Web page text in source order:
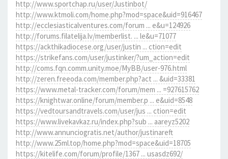
http://www.sportchap.ru/user/Justinbot/
http://www.ktmoli.com/home.php?mod=space&uid=916467
http://ecclesiasticalventures.com/forum ... e&u=124926
http://forums.filatelija.lv/memberlist. ... le&u=71077
https://ackthikadiocese.org/user/justin ... ction=edit
https://strikefans.com/user/justinker/?um_action=edit
http://coms.fqn.comm.unity.moe/MyBB/user-976.html
http://zeren.freeoda.com/member.php?act ... &uid=33381
https://www.metal-tracker.com/forum/mem ... =927615762
https://knightwar.online/forum/member.p ... e&uid=8548
https://vedtoursandtravels.com/user/jus ... ction=edit
https://www.livekavkaz.ru/index.php?sub ... aareyz5202
http://www.annunciogratis.net/author/justinareft
http://www.25ml.top/home.php?mod=space&uid=18705
https://kitelife.com/forum/profile/1367 ... usasdz692/